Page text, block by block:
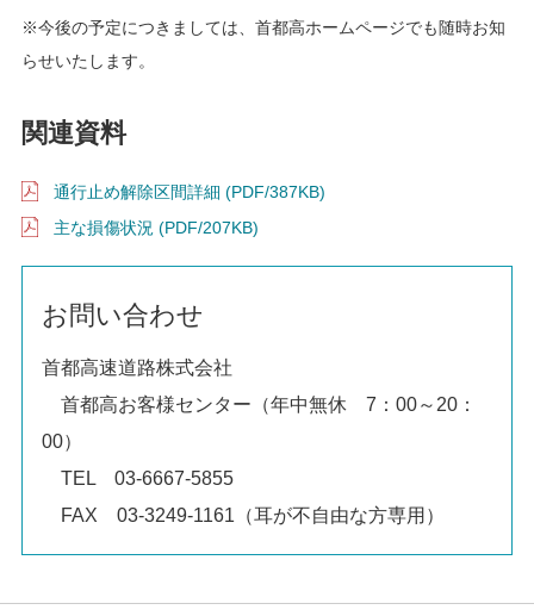
※今後の予定につきましては、首都高ホームページでも随時お知
らせいたします。
関連資料
通行止め解除区間詳細 (PDF/387KB)
主な損傷状況 (PDF/207KB)
お問い合わせ
首都高速道路株式会社
首都高お客様センター（年中無休 7：00～20：
00）
TEL 03-6667-5855
FAX 03-3249-1161（耳が不自由な方専用）